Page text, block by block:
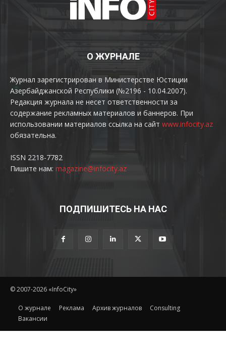
О ЖУРНАЛЕ
Журнал зарегистрирован в Министерстве Юстиции
Азербайджанской Республики (№2196 - 10.04.2007).
Редакция журнала не несет ответственности за
содержание рекламных материалов и баннеров. При
использовании материалов ссылка на сайт www.infocity.az
обязательна.
ISSN 2218-7782
Пишите нам: magazine@infocity.az
ПОДПИШИТЕСЬ НА НАС
© 2007-2026 «InfoCity»
O журнале Реклама Архив журналов
Consulting
Вакансии